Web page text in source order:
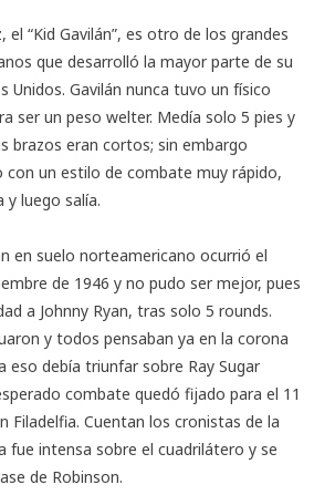
el “Kid Gavilán”, es otro de los grandes
que desarrolló la mayor parte de su
Unidos. Gavilán nunca tuvo un físico
ser un peso welter. Medía solo 5 pies y
brazos eran cortos; sin embargo
con un estilo de combate muy rápido,
y luego salía.
en suelo norteamericano ocurrió el
de 1946 y no pudo ser mejor, pues
a Johnny Ryan, tras solo 5 rounds.
y todos pensaban ya en la corona
eso debía triunfar sobre Ray Sugar
combate quedó fijado para el 11
Filadelfia. Cuentan los cronistas de la
fue intensa sobre el cuadrilátero y se
de Robinson.